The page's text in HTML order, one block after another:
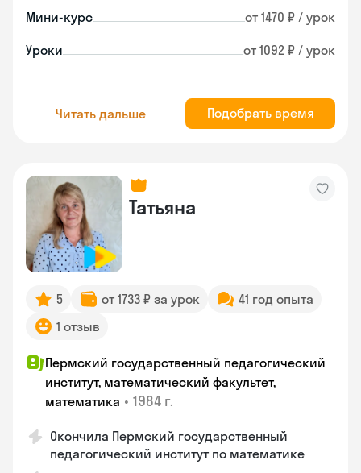
Мини-курс от 1470 ₽ / урок
Уроки от 1092 ₽ / урок
Читать дальше Подобрать время
Татьяна
5 от 1733 ₽ за урок
41 год опыта
1 отзыв
Пермский государственный педагогический
институт, математический факультет,
математика • 1984 г.
Окончила Пермский государственный
педагогический институт по математике